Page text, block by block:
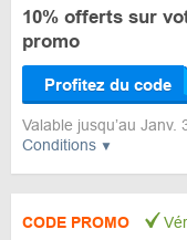
Conditions
10% offerts sur
promo
Profitez du code
Valable jusqu’au Janv.
CODE PROMO